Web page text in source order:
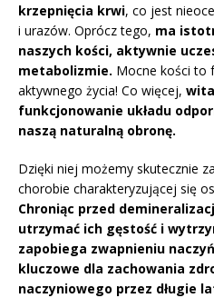
krzepnięcia krwi, co jest
i urazów. Oprócz tego, ma
naszych kości, aktywnie
metabolizmie. Mocne kości to
aktywnego życia! Co więcej,
funkcjonowanie układu
naszą naturalną obronę.
Dzięki niej możemy skutecznie
chorobie charakteryzującej się
Chroniąc przed
utrzymać ich gęstość i
zapobiega zwapnieniu
kluczowe dla zachowania
naczyniowego przez długie